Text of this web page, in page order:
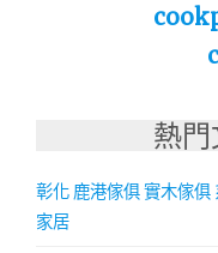
熱門
彰化 鹿港傢俱 實木傢
家居